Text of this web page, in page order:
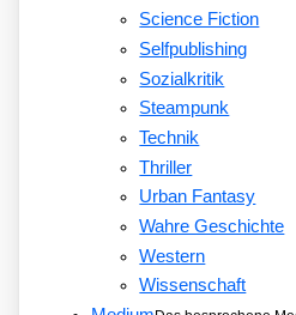
Science Fiction
Selfpublishing
Sozialkritik
Steampunk
Technik
Thriller
Urban Fantasy
Wahre Geschichte
Western
Wissenschaft